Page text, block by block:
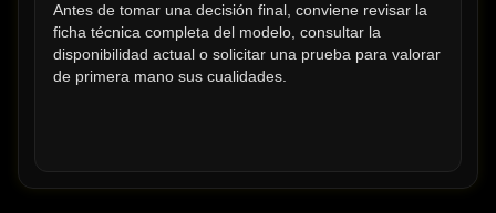
Antes de tomar una decisión final, conviene revisar la
ficha técnica completa del modelo, consultar la
disponibilidad actual o solicitar una prueba para valorar
de primera mano sus cualidades.